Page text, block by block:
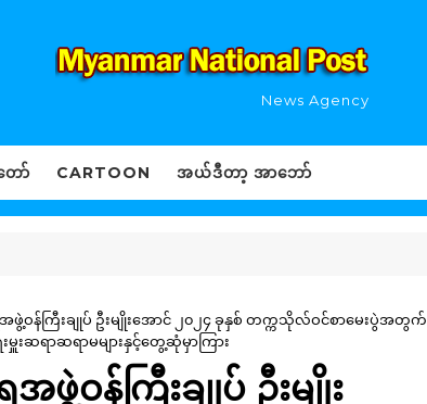
News Agency
ာ် CARTOON အယ်ဒီတာ့ အာဘော်
ဖွဲ့ဝန်ကြီးချုပ် ဦးမျိုးအောင် ၂၀၂၄ ခုနှစ် တက္ကသိုလ်ဝင်စာမေးပွဲအတွက်
မှူးဆရာဆရာမများနှင့်တွေ့ဆုံမှာကြား
ဖွဲ့ဝန်ကြီးချုပ် ဦးမျိုး